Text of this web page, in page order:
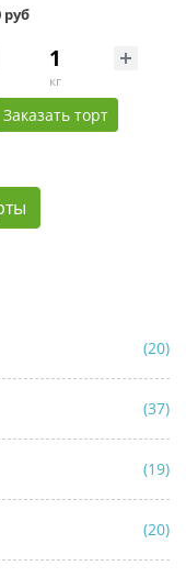
руб
кг
Заказать торт
(20)
(37)
(19)
(20)